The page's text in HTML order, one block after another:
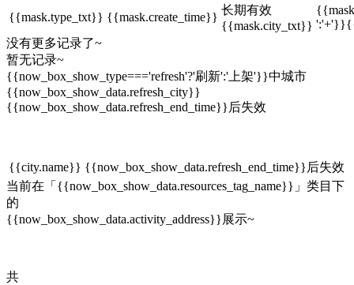
{{mask.type_txt}} {{mask.create_time}}
长期有效
{{mask.city_txt}}
没有更多记录了~
暂无记录~
{{now_box_show_type==='refresh'?'刷新':'上架'}}中城市
{{now_box_show_data.refresh_city}}
{{now_box_show_data.refresh_end_time}}后失效
{{city.name}} {{now_box_show_data.refresh_end_time}}后失效
当前在「{{now_box_show_data.resources_tag_name}}」类目下
的
{{now_box_show_data.activity_address}}展示~
共